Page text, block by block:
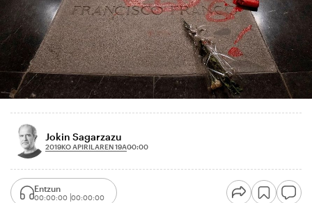
Jokin Sagarzazu
2019KO APIRILAREN 19A00:00
Entzun
00:00:00 00:00:00